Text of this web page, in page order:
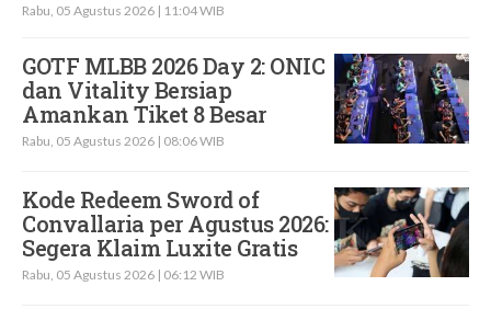
Rabu, 05 Agustus 2026 | 11:04 WIB
GOTF MLBB 2026 Day 2: ONIC
dan Vitality Bersiap
Amankan Tiket 8 Besar
Rabu, 05 Agustus 2026 | 08:06 WIB
Kode Redeem Sword of
Convallaria per Agustus 2026:
Segera Klaim Luxite Gratis
Rabu, 05 Agustus 2026 | 06:12 WIB